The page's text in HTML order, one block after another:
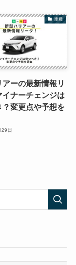
車種
アーの最新情報リ
イナーチェンジは
？変更点や予想を
日